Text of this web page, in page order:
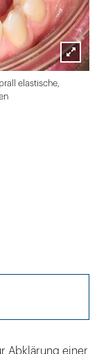
Lightbox
elastische,
Abklärung einer